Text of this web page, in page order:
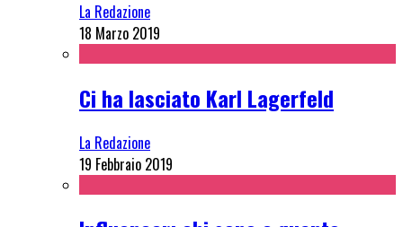
La Redazione
18 Marzo 2019
Ci ha lasciato Karl Lagerfeld
La Redazione
19 Febbraio 2019